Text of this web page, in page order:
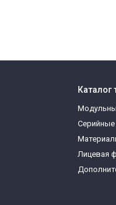
Каталог
Серийные
Лицевая